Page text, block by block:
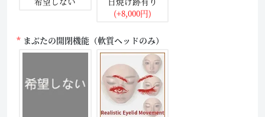
(+8,000円)
まぶたの開閉機能（軟質ヘッドのみ）